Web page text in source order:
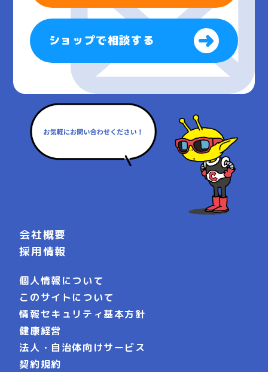
ショップで相談する
会社概要
採用情報
個人情報について
このサイトについて
情報セキュリティ基本方針
健康経営
法人・自治体向けサービス
契約規約